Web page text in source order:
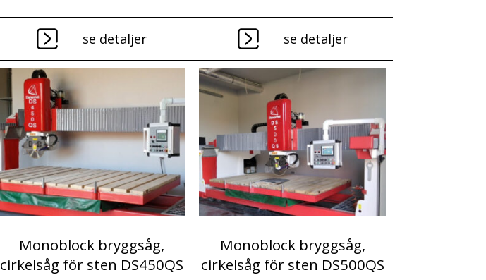
se detaljer se detaljer
Monoblock bryggsåg,
cirkelsåg för sten DS450QS
Monoblock bryggsåg,
cirkelsåg för sten DS500QS